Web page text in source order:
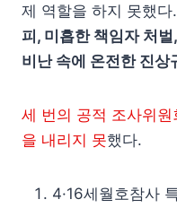
제 역할을 하지 못했다.
피, 미흡한 책임자 처
비난 속에 온전한 진상
세 번의 공적 조사위원
을 내리지 못했다.
4·16세월호참사